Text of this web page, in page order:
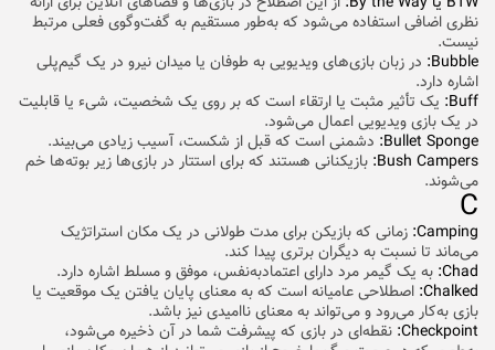
نظری اضافی استفاده می‌شود که به‌طور مستقیم به گفت‌وگوی فعلی مرتبط
نیست.
Bubble: در زبان بازی‌های ویدیویی به طوفان یا میدان نیرو در یک گیم‌پلی
اشاره دارد.
Buff: یک تأثیر مثبت یا ارتقاء است که بر روی یک شخصیت، شیء یا قابلیت
در یک بازی ویدیویی اعمال می‌شود.
Bullet Sponge: دشمنی است که قبل از شکست، آسیب زیادی می‌بیند.
Bush Campers: بازیکنانی هستند که برای استتار در بازی‌ها زیر بوته‌ها خم
می‌شوند.
C
Camping: زمانی که بازیکن برای مدت طولانی در یک مکان استراتژیک
می‌ماند تا نسبت به دیگران برتری پیدا کند.
Chad: به یک گیمر مرد دارای اعتماد‌به‌نفس، موفق و مسلط اشاره دارد.
Chalked: اصطلاحی عامیانه است که به معنای پایان یافتن یک موقعیت یا
بازی به‌کار می‌رود و می‌تواند به معنای ناامیدی نیز باشد.
Checkpoint: نقطه‌ای در بازی که پیشرفت شما در آن ذخیره می‌شود،